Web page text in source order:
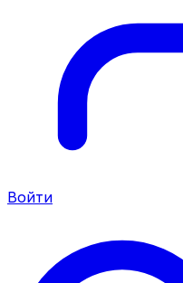
Войти